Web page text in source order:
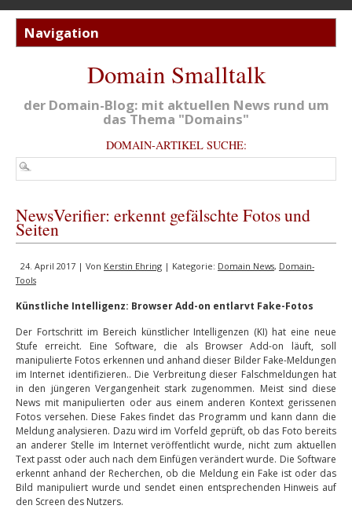
Domain Smalltalk
der Domain-Blog: mit aktuellen News rund um
das Thema "Domains"
DOMAIN-ARTIKEL SUCHE:
NewsVerifier: erkennt gefälschte Fotos und
Seiten
24. April 2017 | Von Kerstin Ehring | Kategorie: Domain News, Domain-
Tools
Künstliche Intelligenz: Browser Add-on entlarvt Fake-Fotos
Der Fortschritt im Bereich künstlicher Intelligenzen (KI) hat eine neue
Stufe erreicht. Eine Software, die als Browser Add-on läuft, soll
manipulierte Fotos erkennen und anhand dieser Bilder Fake-Meldungen
im Internet identifizieren.. Die Verbreitung dieser Falschmeldungen hat
in den jüngeren Vergangenheit stark zugenommen. Meist sind diese
News mit manipulierten oder aus einem anderen Kontext gerissenen
Fotos versehen. Diese Fakes findet das Programm und kann dann die
Meldung analysieren. Dazu wird im Vorfeld geprüft, ob das Foto bereits
an anderer Stelle im Internet veröffentlicht wurde, nicht zum aktuellen
Text passt oder auch nach dem Einfügen verändert wurde. Die Software
erkennt anhand der Recherchen, ob die Meldung ein Fake ist oder das
Bild manipuliert wurde und sendet einen entsprechenden Hinweis auf
den Screen des Nutzers.